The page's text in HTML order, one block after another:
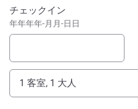
このホテルを予約
チェックイン
年年年年-月月-日日
1 客室, 1 大人